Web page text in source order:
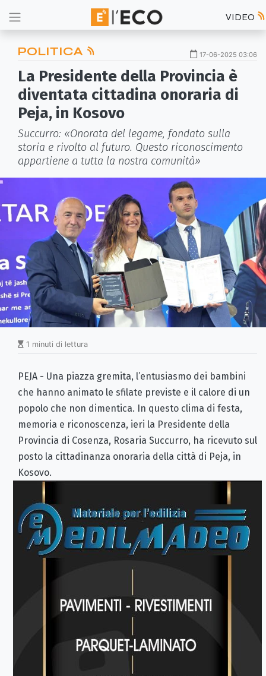
VIDEO
POLITICA 17-06-2025 03:06
La Presidente della Provincia è
diventata cittadina onoraria di
Peja, in Kosovo
Succurro: «Onorata del legame, fondato sulla
storia e rivolto al futuro. Questo riconoscimento
appartiene a tutta la nostra comunità»
1 minuti di lettura
PEJA - Una piazza gremita, l’entusiasmo dei bambini
che hanno animato le sfilate previste e il calore di un
popolo che non dimentica. In questo clima di festa,
memoria e riconoscenza, ieri la Presidente della
Provincia di Cosenza, Rosaria Succurro, ha ricevuto sul
posto la cittadinanza onoraria della città di Peja, in
Kosovo.